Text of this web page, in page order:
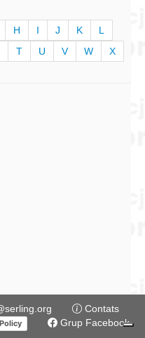
H I J K
L
T U V W
X
Contats
Grup Facebook